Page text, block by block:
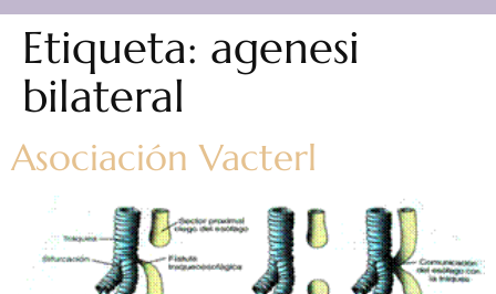
Etiqueta: agenesi
bilateral
Asociación Vacterl